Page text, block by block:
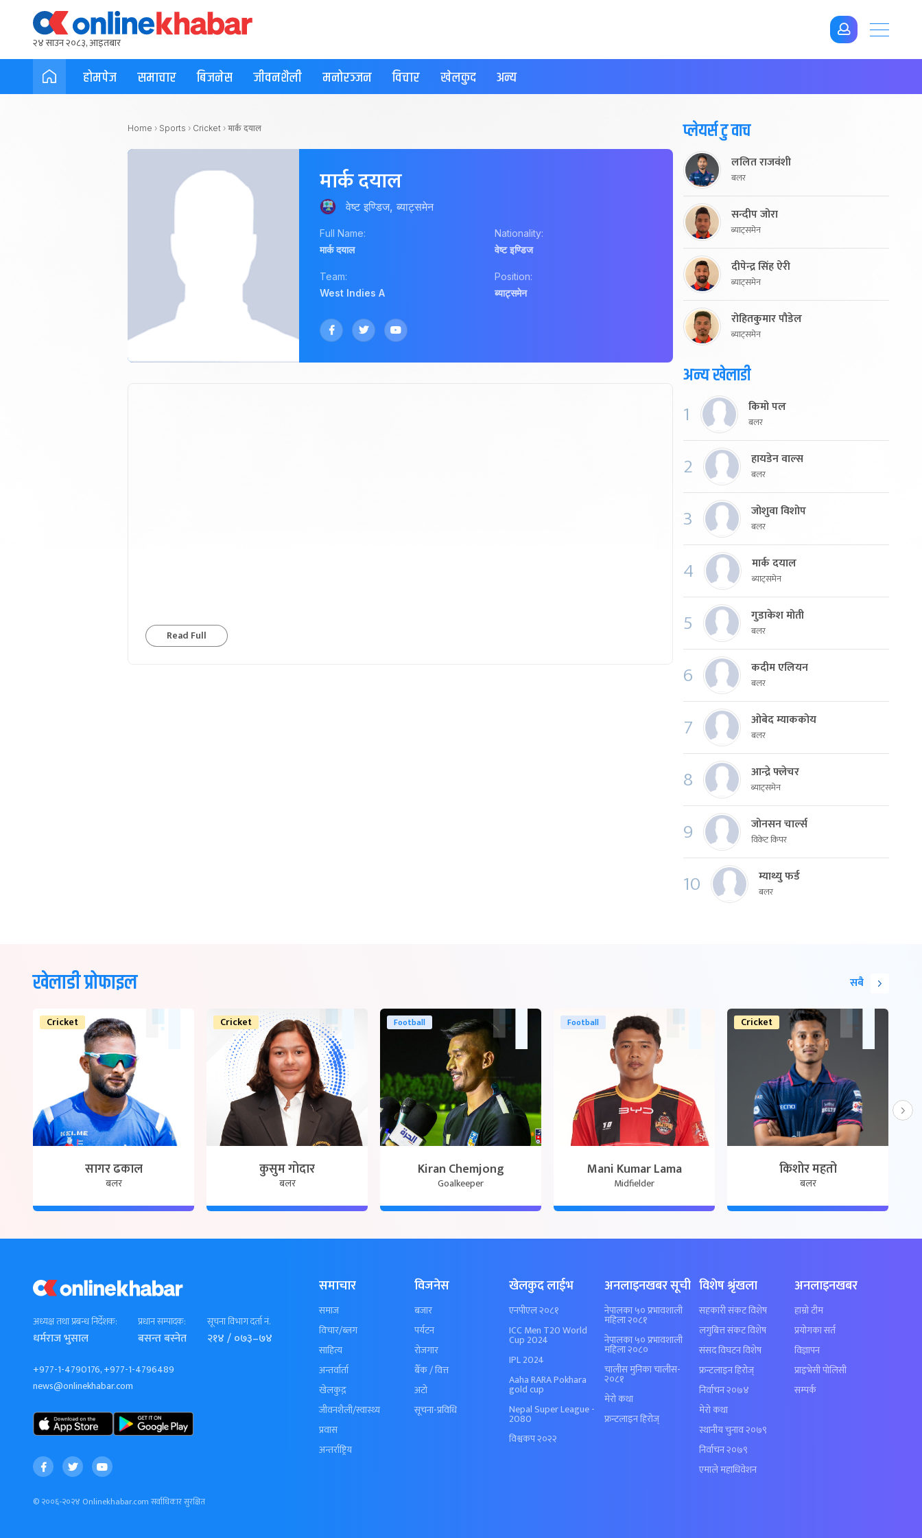
२४ साउन २०८३, आइतबार
होमपेज समाचार बिजनेस जीवनशैली मनोरञ्जन विचार खेलकुद अन्य
Home › Sports › Cricket › मार्क दयाल
मार्क दयाल
वेष्ट इण्डिज, ब्याट्समेन
Full Name:
मार्क दयाल
Nationality:
वेष्ट इण्डिज
Team:
West Indies A
Position:
ब्याट्समेन
Read Full
प्लेयर्स टु वाच
ललित राजवंशी
बलर
सन्दीप जोरा
ब्याट्समेन
दीपेन्द्र सिंह ऐरी
ब्याट्समेन
रोहितकुमार पौडेल
ब्याट्समेन
अन्य खेलाडी
1 किमो पल
बलर
2 हायडेन वाल्स
बलर
3 जोशुवा विशोप
बलर
4 मार्क दयाल
ब्याट्समेन
5 गुडाकेश मोती
बलर
6 कदीम एलियन
बलर
7 ओबेद म्याककोय
बलर
8 आन्द्रे फ्लेचर
ब्याट्समेन
9 जोनसन चार्ल्स
विकेट किपर
10 म्याथ्यु फर्ड
बलर
खेलाडी प्रोफाइल सबै
Cricket
सागर ढकाल
बलर
Cricket
कुसुम गोदार
बलर
Football
Kiran Chemjong
Goalkeeper
Football
Mani Kumar Lama
Midfielder
Cricket
किशोर महतो
बलर
अध्यक्ष तथा प्रबन्ध निर्देशक:
धर्मराज भुसाल
प्रधान सम्पादक:
बसन्त बस्नेत
सूचना विभाग दर्ता नं.
२१४ / ०७३–७४
+977-1-4790176, +977-1-4796489
news@onlinekhabar.com
© २००६-२०२४ Onlinekhabar.com सर्वाधिकार सुरक्षित
समाचार
समाज
विचार/ब्लग
साहित्य
अन्तर्वार्ता
खेलकुद़़
जीवनशैली/स्वास्थ्य
प्रवास
अन्तर्राष्ट्रिय
विजनेस
बजार
पर्यटन
रोजगार
बैँक / वित्त
अटो
सूचना-प्रविधि
खेलकुद लाईभ
एनपीएल २०८१
ICC Men T20 World
Cup 2024
IPL 2024
Aaha RARA Pokhara
gold cup
Nepal Super League -
2080
विश्वकप २०२२
अनलाइनखबर सूची
नेपालका ५० प्रभावशाली
महिला २०८१
नेपालका ५० प्रभावशाली
महिला २०८०
चालीस मुनिका चालीस-
२०८१
मेरो कथा
फ्रन्टलाइन हिरोज्
विशेष श्रृंखला
सहकारी संकट विशेष
लगुबित्त संकट विशेष
संसद विघटन विशेष
फ्रन्टलाइन हिरोज्
निर्वाचन २०७४
मेरो कथा
स्थानीय चुनाव २०७९
निर्वाचन २०७९
एमाले महाधिवेशन
अनलाइनखबर
हाम्रो टीम
प्रयोगका सर्त
विज्ञापन
प्राइभेसी पोलिसी
सम्पर्क